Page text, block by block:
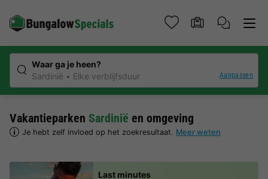
Waar ga je heen?
Sardinië
Elke verblijfsduur Aanpassen
Vakantieparken Sardinië en omgeving
Je hebt zelf invloed op het zoekresultaat. Meer weten
Last minutes